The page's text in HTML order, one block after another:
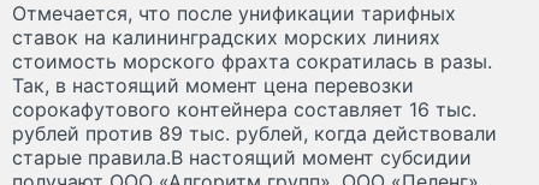
Отмечается, что после унификации тарифных
ставок на калининградских морских линиях
стоимость морского фрахта сократилась в разы.
Так, в настоящий момент цена перевозки
сорокафутового контейнера составляет 16 тыс.
рублей против 89 тыс. рублей, когда действовали
старые правила.В настоящий момент субсидии